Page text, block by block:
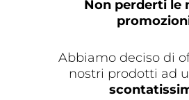
Non perderti le
Abbiamo deciso di
nostri prodotti ad